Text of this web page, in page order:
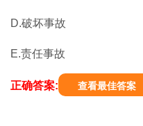
D.破坏事故
E.责任事故
正确答案: 查看最佳答案